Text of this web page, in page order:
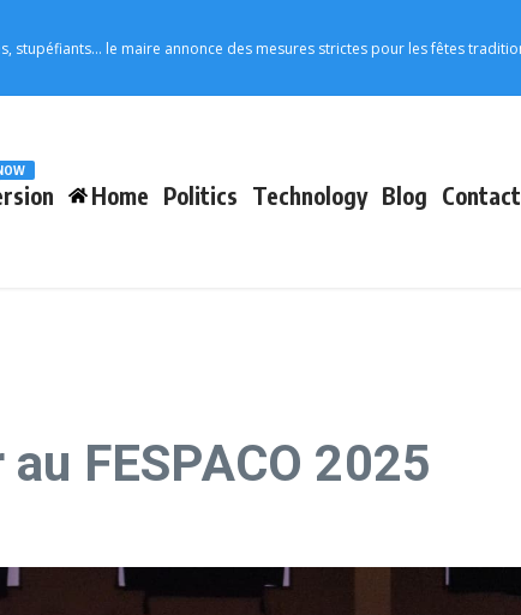
le maire annonce des mesures strictes pour les fêtes traditionnelles
Home Politics Technology Blog Contact
FESPACO 2025